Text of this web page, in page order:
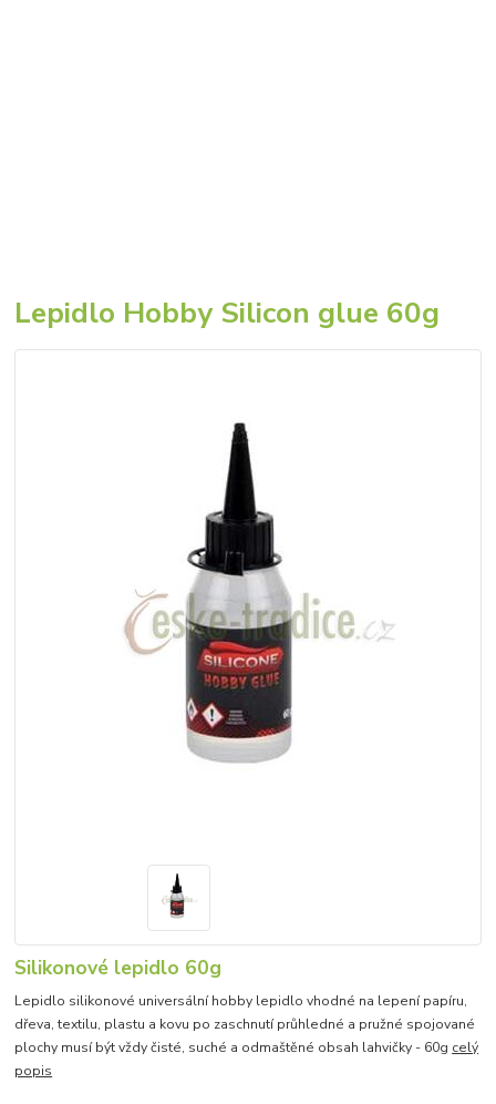
Lepidlo Hobby Silicon glue 60g
Silikonové lepidlo 60g
Lepidlo silikonové universální hobby lepidlo vhodné na lepení papíru,
dřeva, textilu, plastu a kovu po zaschnutí průhledné a pružné spojované
plochy musí být vždy čisté, suché a odmaštěné obsah lahvičky - 60g celý
popis